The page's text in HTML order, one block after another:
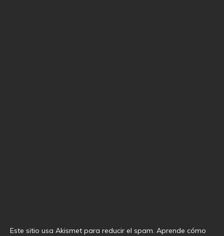
Este sitio usa Akismet para reducir el spam. Aprende cómo